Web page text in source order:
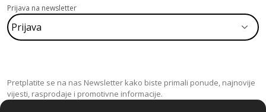
Prijava na newsletter
Pretplatite se na nas Newsletter kako biste primali ponude, najnovije
vijesti, rasprodaje i promotivne informacije.